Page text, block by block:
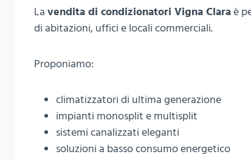
La vendita di condizionatori Vigna Claraè
di abitazioni, uffici e locali commerciali.
Proponiamo:
climatizzatori di ultima generazione
impianti monosplit e multisplit
sistemi canalizzati eleganti
soluzioni a basso consumo energetico